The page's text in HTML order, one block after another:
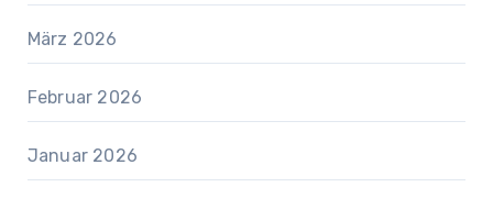
März 2026
Februar 2026
Januar 2026